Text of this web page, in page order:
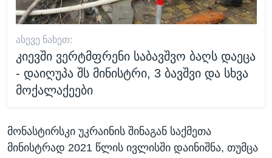
ᲐᲡᲔᲕᲔ ᲜᲐᲮᲔᲗ:
კიევში ვერტმფრენი საბავშვო ბაღს დაეცა
- დაიღუპა შს მინისტრი, 3 ბავშვი და სხვა
მოქალაქეები
მონასტირსკი უკრაინის შინაგან საქმეთა
მინისტრად 2021 წლის ივლისში დაინიშნა, თუმცა